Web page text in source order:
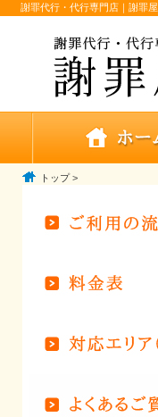
謝罪代行・代行専門店｜謝罪屋
トップ>